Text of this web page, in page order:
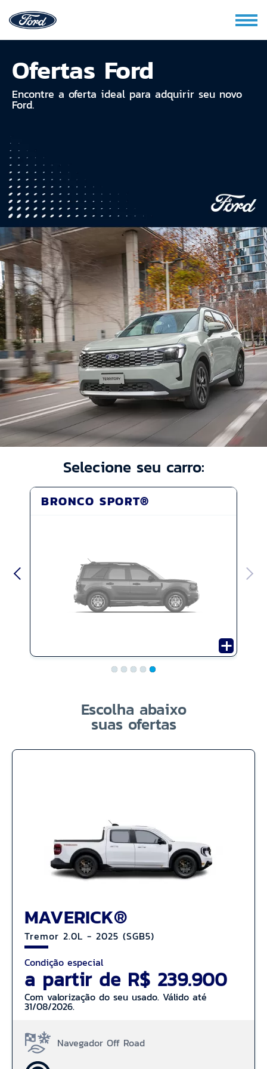
Ofertas Ford
Encontre a oferta ideal para adquirir seu novo
Ford.
Selecione seu carro:
BRONCO SPORT®
Escolha abaixo
suas ofertas
MAVERICK®
Tremor 2.0L - 2025 (SGB5)
Condição especial
a partir de R$ 239.900
Com valorização do seu usado. Válido até
31/08/2026.
Navegador Off Road